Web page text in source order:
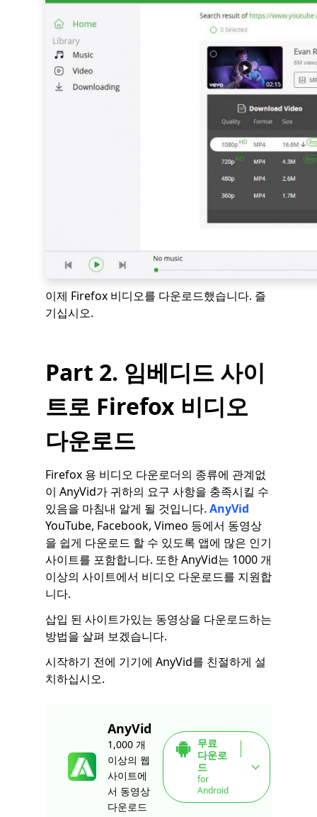
이제 Firefox 비디오를 다운로드했습니다. 즐
기십시오.
Part 2. 임베디드 사이
트로 Firefox 비디오
다운로드
Firefox 용 비디오 다운로더의 종류에 관계없
이 AnyVid가 귀하의 요구 사항을 충족시킬 수
있음을 마침내 알게 될 것입니다. AnyVid
YouTube, Facebook, Vimeo 등에서 동영상
을 쉽게 다운로드 할 수 있도록 앱에 많은 인기
사이트를 포함합니다. 또한 AnyVid는 1000 개
이상의 사이트에서 비디오 다운로드를 지원합
니다.
삽입 된 사이트가있는 동영상을 다운로드하는
방법을 살펴 보겠습니다.
시작하기 전에 기기에 AnyVid를 친절하게 설
치하십시오.
AnyVid
1,000 개
이상의 웹
사이트에
서 동영상
다운로드
무료
다운로
드
for
Android